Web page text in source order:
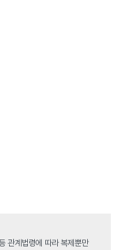
관계법령에 따라 복제뿐만